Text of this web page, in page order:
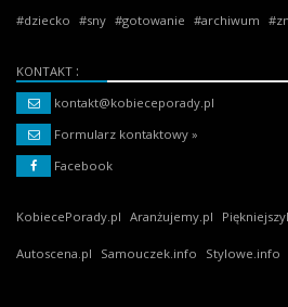
dziecko sny gotowanie archiwum
KONTAKT
kontakt@kobieceporady.pl
Formularz kontaktowy »
Facebook
KobiecePorady.pl Aranżujemy.pl
Autoscena.pl Samouczek.info Stylowe.info